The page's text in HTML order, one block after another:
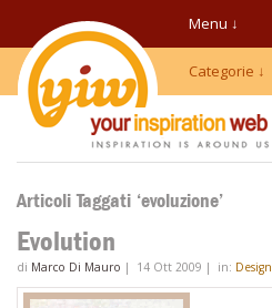
Menu ↓
Categorie ↓
Articoli Taggati ‘evoluzione’
Evolution
di Marco Di Mauro | 14 Ott 2009 | in: Design